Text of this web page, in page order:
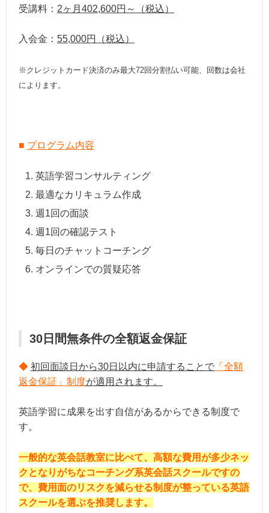
受講料： 2ヶ月402,600円～（税込）
入会金： 55,000円（税込）
※クレジットカード決済のみ最大72回分割払い可能、回数は会社
によります。
■ プログラム内容
英語学習コンサルティング
最適なカリキュラム作成
週1回の面談
週1回の確認テスト
毎日のチャットコーチング
オンラインでの質疑応答
30日間無条件の全額返金保証
◆ 初回面談日から30日以内に申請することで 「全額
返金保証」制度が適用されます。
英語学習に成果を出す自信があるからできる制度で
す。
一般的な英会話教室に比べて、高額な費用が多少ネッ
クとなりがちなコーチング系英会話スクールですの
で、費用面のリスクを減らせる制度が整っている英語
スクールを選ぶを推奨します。